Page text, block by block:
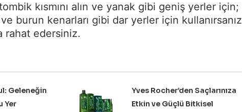
kısmını alın ve yanak gibi geniş yerler için;
ve burun kenarları gibi dar yerler için kullanırsanız
rahat edersiniz.
Geleneğin
Yer
Yves Rocher’den Saçlarınıza
Etkin ve Güçlü Bitkisel